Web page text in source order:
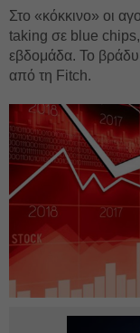
Στο «κόκκινο» οι
taking σε blue chips,
εβδομάδα. Το βράδυ
από τη Fitch.